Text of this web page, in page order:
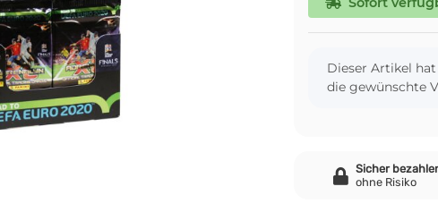
x
Dieser Artikel
die gewünschte
Sicher
ohne Risiko